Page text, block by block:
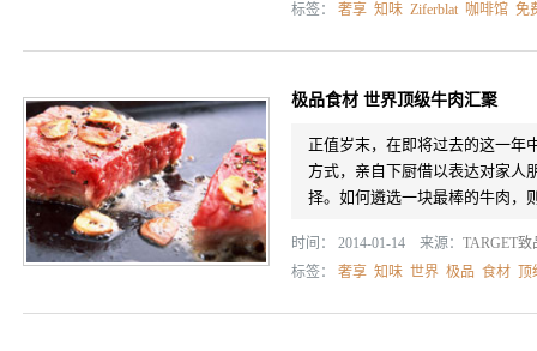
标签： 奢享 知味 Ziferblat 咖啡馆 免
极品食材 世界顶级牛肉汇聚
正值岁末，在即将过去的这一年
方式，亲自下厨借以表达对家人
择。如何遴选一块最棒的牛肉，
时间： 2014-01-14 来源： TARGET致
标签： 奢享 知味 世界 极品 食材